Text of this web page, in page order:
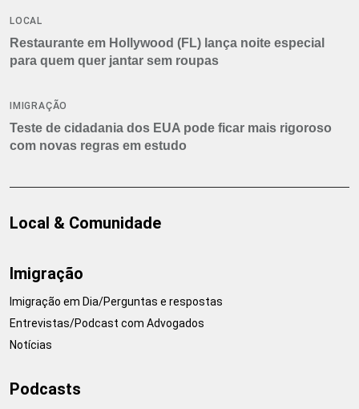
LOCAL
Restaurante em Hollywood (FL) lança noite especial
para quem quer jantar sem roupas
IMIGRAÇÃO
Teste de cidadania dos EUA pode ficar mais rigoroso
com novas regras em estudo
Local & Comunidade
Imigração
Imigração em Dia/Perguntas e respostas
Entrevistas/Podcast com Advogados
Notícias
Podcasts